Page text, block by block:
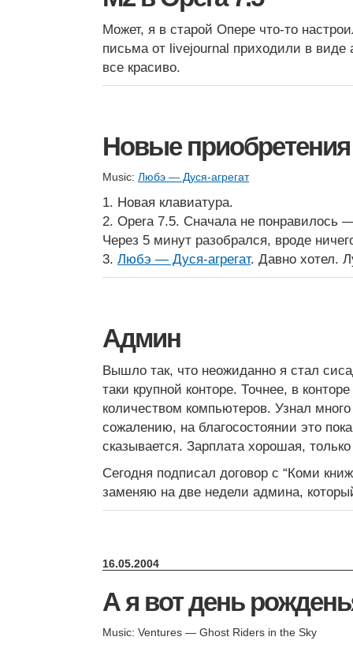
Может, я в старой Опере что-то
письма от livejournal приходили в виде
все красиво.
Новые приобретения
Music: Любэ — Дуся-агрегат
1. Новая клавиатура.
2. Opera 7.5. Сначала не понравилось
Через 5 минут разобрался, вроде
3. Любэ — Дуся-агрегат. Давно хотел.
Админ
Вышло так, что неожиданно я стал
таки крупной конторе. Точнее, в
количеством компьютеров. Узнал много
сожалению, на благосостоянии это
сказывается. Зарплата хорошая,
Сегодня подписал договор с “Коми
заменяю на две недели админа,
16.05.2004
А я вот день
Music: Ventures — Ghost Riders in the Sky